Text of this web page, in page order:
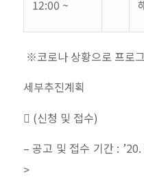
12:00 ~
※코로나 상황으로 프로
세부추진계획
 (신청 및 접수)
–공고 및 접수 기간 :
>